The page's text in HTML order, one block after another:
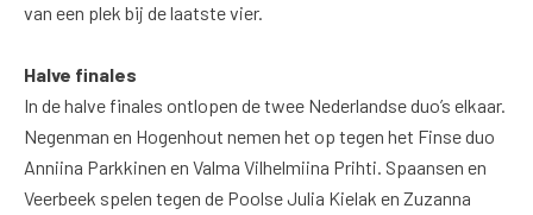
van een plek bij de laatste vier.
Halve finales
In de halve finales ontlopen de twee Nederlandse duo’s elkaar.
Negenman en Hogenhout nemen het op tegen het Finse duo
Anniina Parkkinen en Valma Vilhelmiina Prihti. Spaansen en
Veerbeek spelen tegen de Poolse Julia Kielak en Zuzanna